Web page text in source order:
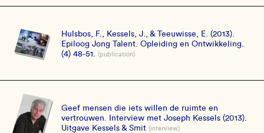
Hulsbos, F., Kessels, J., & Teeuwisse, E. (2013).
Epiloog Jong Talent. Opleiding en Ontwikkeling.
(4) 48-51.
(publication)
Geef mensen die iets willen de ruimte en
vertrouwen. Interview met Joseph Kessels (2013).
Uitgave Kessels & Smit (interview)